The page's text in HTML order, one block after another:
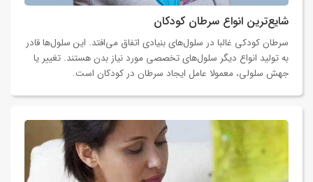
شایع‌ترین انواع سرطان کودکان
سرطان‌ کودکی غالبا در سلول‌های بنیادی اتفاق می‌افتد. این سلول‌ها قادر
به تولید انواع دیگر سلول‌های تخصصی مورد نیاز بدن هستند. تغییر یا
جهش سلولی، معمولا عامل ایجاد سرطان در کودکان است.